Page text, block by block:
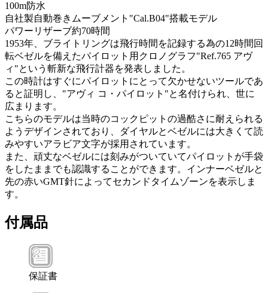
100m防水
自社製自動巻きムーブメント"Cal.B04"搭載モデル
パワーリザーブ約70時間
1953年、ブライトリングは飛行時間を記録する為の12時間回
転ベゼルを備えたパイロット用クロノグラフ"Ref.765 アヴ
ィ"という斬新な飛行計器を発表しました。
この時計はすぐにパイロットにとって欠かせないツールであ
ると証明し、"アヴィ コ・パイロット"と名付けられ、世に
広まります。
こちらのモデルは当時のコックピットの過酷さに耐えられる
ようデザインされており、ダイヤルとベゼルには大きくて読
みやすいアラビア文字が採用されています。
また、頑丈なベゼルには刻みがついていてパイロットが手袋
をしたままでも認識することができます。インナーベゼルと
先の赤いGMT針によってセカンドタイムゾーンを表示しま
す。
付属品
保証書